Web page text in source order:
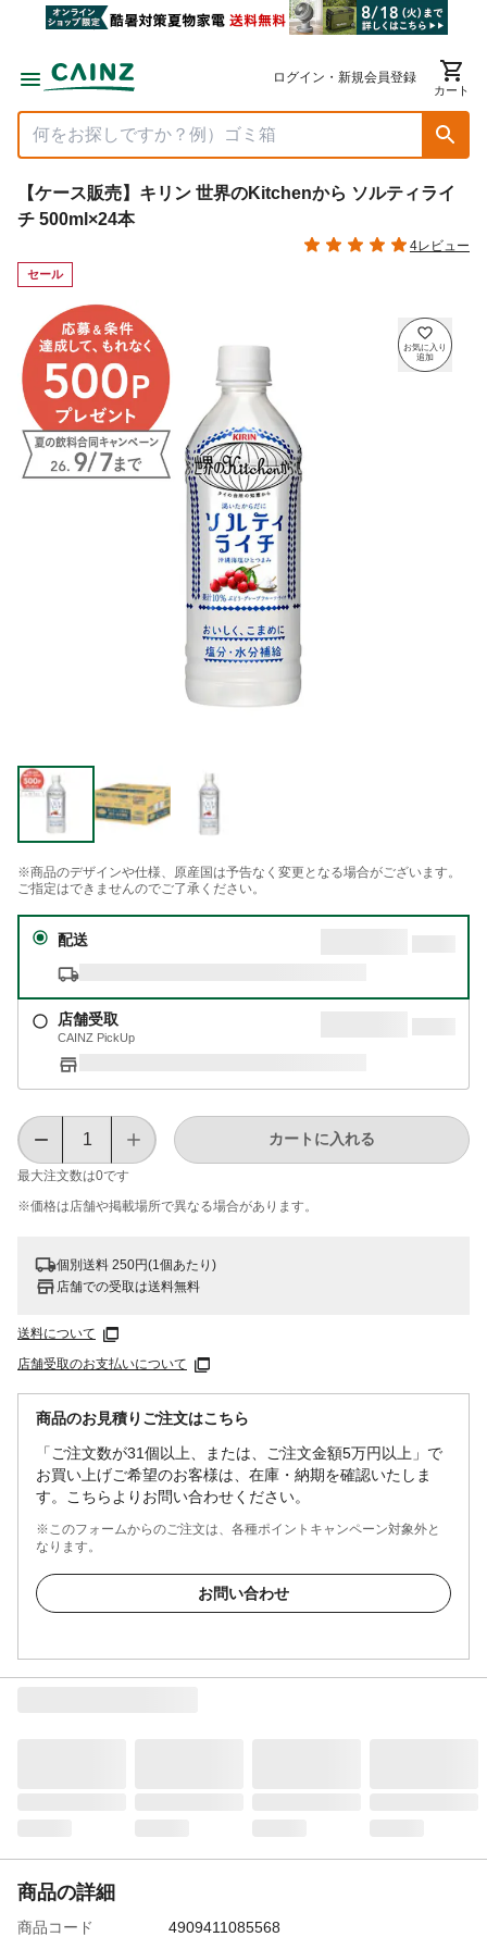
ログイン・新規会員登録
カート
【ケース販売】キリン 世界のKitchenから ソルティライ
チ 500ml×24本
4レビュー
セール
※商品のデザインや仕様、原産国は予告なく変更となる場合がございます。
ご指定はできませんのでご了承ください。
配送
店舗受取
CAINZ PickUp
最大注文数は0です
カートに入れる
※価格は​店舗や​掲載場所で​異なる​場合が​あります。
個別送料 250円(1個あたり)
店舗での受取は送料無料
送料について
店舗受取のお支払いについて
商品のお見積りご注文はこちら
「ご注文数が31個以上、または、ご注文金額5万円以上」で
お買い上げご希望のお客様は、在庫・納期を確認いたしま
す。こちらよりお問い合わせください。
※このフォームからのご注文は、各種ポイントキャンペーン対象外と
なります。
お問い合わせ
商品の詳細
商品コード
4909411085568